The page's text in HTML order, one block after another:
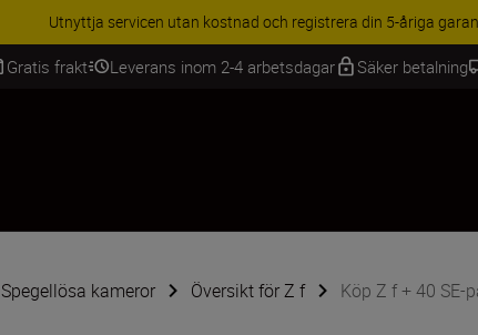
RABATT PÅ TILLBEHÖR | Få 15 % rabatt på utvalda tillbehör,
Gratis frakt Leverans inom 2-4 arbetsdagar Säker betalning
Spegellösa kameror Översikt för Z f Köp Z f + 40 SE-